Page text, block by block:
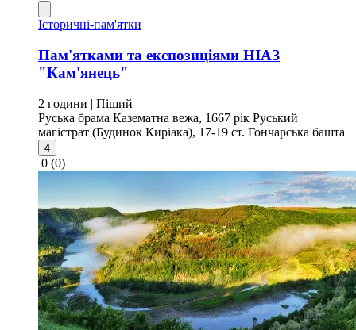
Історичні-пам'ятки
Пам'ятками та експозиціями НІАЗ
"Кам'янець"
2 години | Піший
Руська брама Казематна вежа, 1667 рік Руський
магістрат (Будинок Киріака), 17-19 ст. Гончарська башта
4
0 (0)